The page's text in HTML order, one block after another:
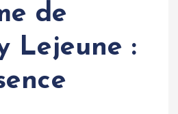
de
Lejeune :